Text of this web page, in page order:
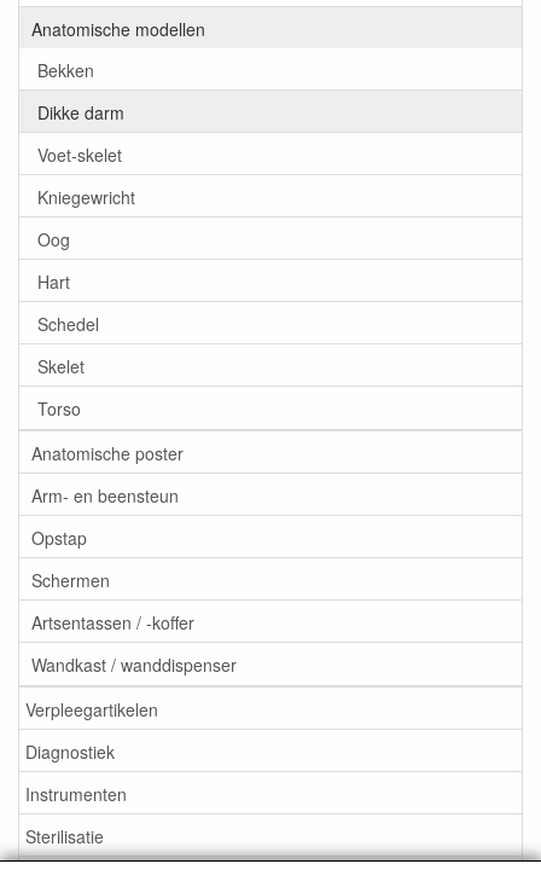
Anatomische modellen
Bekken
Dikke darm
Voet-skelet
Kniegewricht
Oog
Hart
Schedel
Skelet
Torso
Anatomische poster
Arm- en beensteun
Opstap
Schermen
Artsentassen / -koffer
Wandkast / wanddispenser
Verpleegartikelen
Diagnostiek
Instrumenten
Sterilisatie